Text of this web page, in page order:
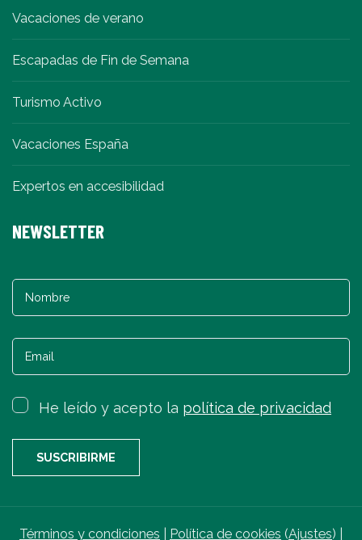
Vacaciones de verano
Escapadas de Fin de Semana
Turismo Activo
Vacaciones España
Expertos en accesibilidad
NEWSLETTER
He leído y acepto la política de privacidad
Términos y condiciones Política de cookies (Ajustes) |